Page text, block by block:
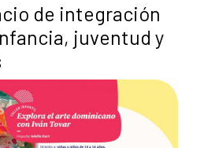
de integración
juventud y